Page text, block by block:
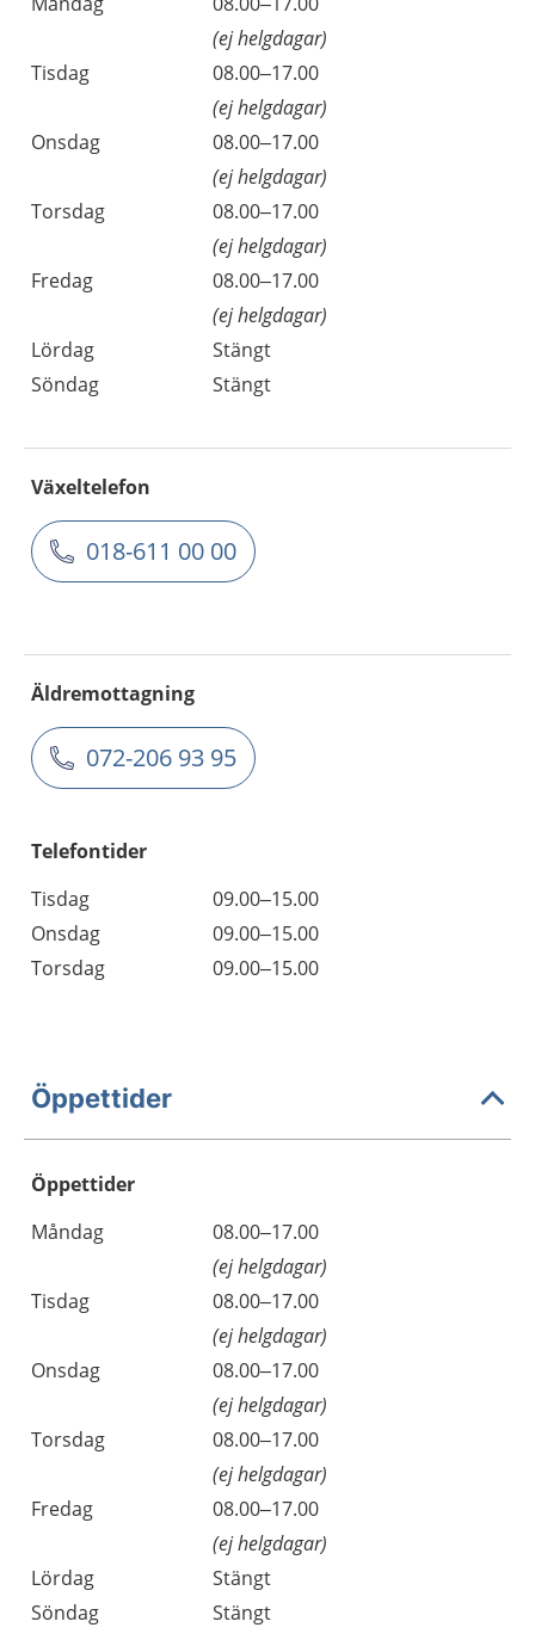
(ej helgdagar)
Tisdag
08.00–17.00
(ej helgdagar)
Onsdag
08.00–17.00
(ej helgdagar)
Torsdag
08.00–17.00
(ej helgdagar)
Fredag
08.00–17.00
(ej helgdagar)
Lördag
Stängt
Söndag
Stängt
Växeltelefon
018-611 00 00
Äldremottagning
072-206 93 95
Telefontider
Tisdag
09.00–15.00
Onsdag
09.00–15.00
Torsdag
09.00–15.00
Öppettider
Öppettider
Dag
Öppettider
Kommentarer
Måndag
08.00–17.00
(ej helgdagar)
Tisdag
08.00–17.00
(ej helgdagar)
Onsdag
08.00–17.00
(ej helgdagar)
Torsdag
08.00–17.00
(ej helgdagar)
Fredag
08.00–17.00
(ej helgdagar)
Lördag
Stängt
Söndag
Stängt